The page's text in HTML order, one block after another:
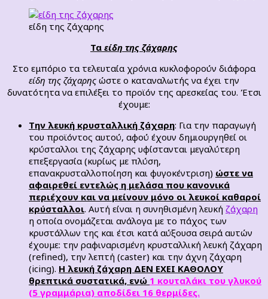
είδη της ζάχαρης
Τα είδη της ζάχαρης
Στο εμπόριο τα τελευταία χρόνια κυκλοφορούν διάφορα
είδη της ζάχαρης ώστε ο καταναλωτής να έχει την
δυνατότητα να επιλέξει το προϊόν της αρεσκείας του. Έτσι
έχουμε:
Την λευκή κρυσταλλική ζάχαρη: Για την παραγωγή
του προϊόντος αυτού, αφού έχουν δημιουργηθεί οι
κρύσταλλοι της ζάχαρης υφίστανται μεγαλύτερη
επεξεργασία (κυρίως με πλύση,
επανακρυσταλλοποίηση και φυγοκέντριση) ώστε να
αφαιρεθεί εντελώς η μελάσα που κανονικά
περιέχουν και να μείνουν μόνο οι λευκοί καθαροί
κρύσταλλοι. Αυτή είναι η συνηθισμένη λευκή ζάχαρη
η οποία ονομάζεται ανάλογα με το πάχος των
κρυστάλλων της και έτσι κατά αύξουσα σειρά αυτών
έχουμε: την ραφιναρισμένη κρυσταλλική λευκή ζάχαρη
(refined), την λεπτή (caster) και την άχνη ζάχαρη
(icing). Η λευκή ζάχαρη ΔΕΝ ΕΧΕΙ ΚΑΘΟΛΟΥ
θρεπτικά συστατικά, ενώ 1 κουταλάκι του γλυκού
(5 γραμμάρια) αποδίδει 16 θερμίδες.